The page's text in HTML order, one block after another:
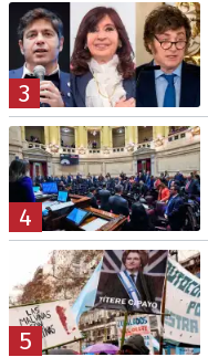
3
4
5